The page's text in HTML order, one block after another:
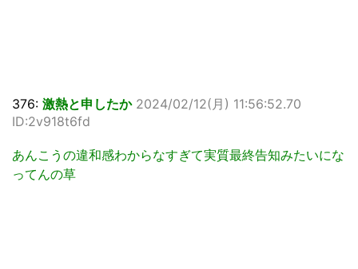
376: 激熱と申したか 2024/02/12(月) 11:56:52.70
ID:2v918t6fd
あんこうの違和感わからなすぎて実質最終告知みたいにな
ってんの草